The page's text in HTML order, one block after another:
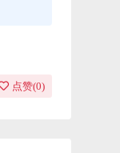
点赞(0)